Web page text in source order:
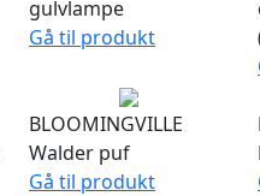
gulvlampe
Gå til produkt
BLOOMINGVILLE
Walder puf
Gå til produkt